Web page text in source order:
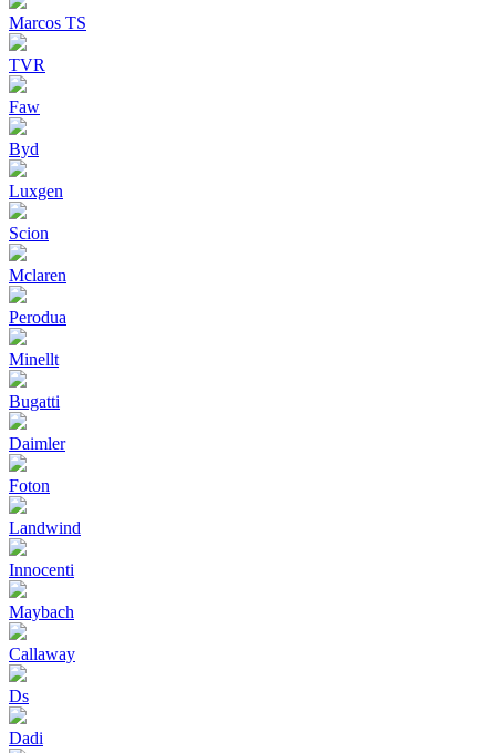
Marcos TS
TVR
Faw
Byd
Luxgen
Scion
Mclaren
Perodua
Minellt
Bugatti
Daimler
Foton
Landwind
Innocenti
Maybach
Callaway
Ds
Dadi